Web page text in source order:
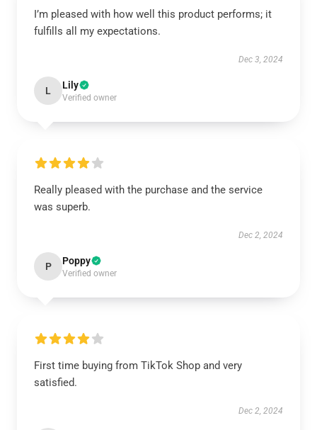
I’m pleased with how well this product performs; it
fulfills all my expectations.
Dec 3, 2024
L Lily
Verified owner
Really pleased with the purchase and the service
was superb.
Dec 2, 2024
P Poppy
Verified owner
First time buying from TikTok Shop and very
satisfied.
Dec 2, 2024